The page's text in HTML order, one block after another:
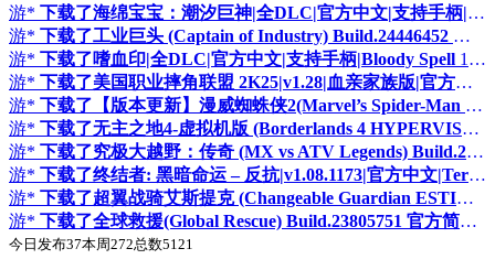
游* 下载了海绵宝宝：潮汐巨神|全DLC|官方中文|支持手柄|SpongeBob SquarePants: Titans of the Tide
游* 下载了工业巨头 (Captain of Industry) Build.24446452 官方简体中文下载 – 支持键鼠免安装 | 3.78GB
游* 下载了嗜血印|全DLC|官方中文|支持手柄|Bloody Spell 10 分前
游* 下载了美国职业摔角联盟 2K25|v1.28|血亲家族版|官方英文|全DLC|支持手柄|WWE 2K25 The Bloodline Edition
游* 下载了【版本更新】漫威蜘蛛侠2(Marvel’s Spider-Man 2) v2.629.0.0 官方简体中文下载 – 支持手柄免安装 | 赠多项修改器 | 111GB
游* 下载了无主之地4-虚拟机版 (Borderlands 4 HYPERVISOR) Build.24475729 官方简体中文下载 – 支持手柄免安装 | DLC | 修改器 | 140GB
游* 下载了究极大越野：传奇 (MX vs ATV Legends) Build.24460700 官方简体中文下载 – 支持手柄免安装 | 54.3GB
游* 下载了终结者: 黑暗命运 – 反抗|v1.08.1173|官方中文|Terminator Dark Fate Defiance
游* 下载了超翼战骑艾斯提克 (Changeable Guardian ESTIQUE) Build.24309199 官方简体中文下载 – 支持手柄免安装 | 396.56MB
游* 下载了全球救援(Global Rescue) Build.23805751 官方简体中文下载 – 支持键鼠免安装 | 3.3GB
今日发布37本周272总数5121